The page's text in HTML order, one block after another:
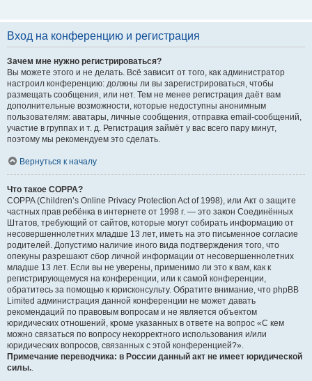
Вход на конференцию и регистрация
Зачем мне нужно регистрироваться?
Вы можете этого и не делать. Всё зависит от того, как администратор
настроил конференцию: должны ли вы зарегистрироваться, чтобы
размещать сообщения, или нет. Тем не менее регистрация даёт вам
дополнительные возможности, которые недоступны анонимным
пользователям: аватары, личные сообщения, отправка email-сообщений,
участие в группах и т. д. Регистрация займёт у вас всего пару минут,
поэтому мы рекомендуем это сделать.
Вернуться к началу
Что такое COPPA?
COPPA (Children’s Online Privacy Protection Act of 1998), или Акт о защите
частных прав ребёнка в интернете от 1998 г. — это закон Соединённых
Штатов, требующий от сайтов, которые могут собирать информацию от
несовершеннолетних младше 13 лет, иметь на это письменное согласие
родителей. Допустимо наличие иного вида подтверждения того, что
опекуны разрешают сбор личной информации от несовершеннолетних
младше 13 лет. Если вы не уверены, применимо ли это к вам, как к
регистрирующемуся на конференции, или к самой конференции,
обратитесь за помощью к юрисконсульту. Обратите внимание, что phpBB
Limited администрация данной конференции не может давать
рекомендаций по правовым вопросам и не является объектом
юридических отношений, кроме указанных в ответе на вопрос «С кем
можно связаться по вопросу некорректного использования и/или
юридических вопросов, связанных с этой конференцией?».
Примечание переводчика: в России данный акт не имеет юридической
силы..